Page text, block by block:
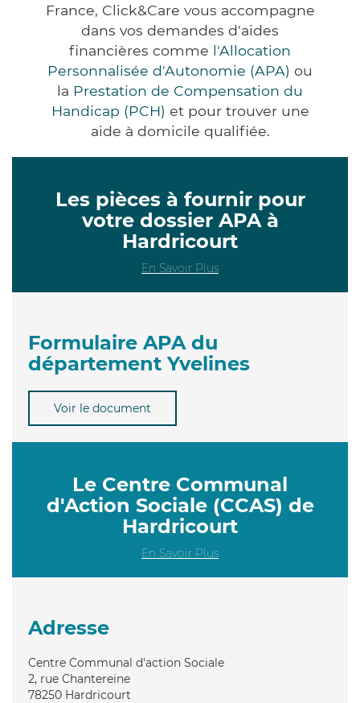
France, Click&Care vous accompagne
dans vos demandes d'aides
financières comme l'Allocation
Personnalisée d'Autonomie (APA) ou
la Prestation de Compensation du
Handicap (PCH) et pour trouver une
aide à domicile qualifiée.
Les pièces à fournir pour
votre dossier APA à
Hardricourt
En Savoir Plus
Formulaire APA du
département Yvelines
Voir le document
Le Centre Communal
d'Action Sociale (CCAS) de
Hardricourt
En Savoir Plus
Adresse
Centre Communal d'action Sociale
2, rue Chantereine
78250 Hardricourt